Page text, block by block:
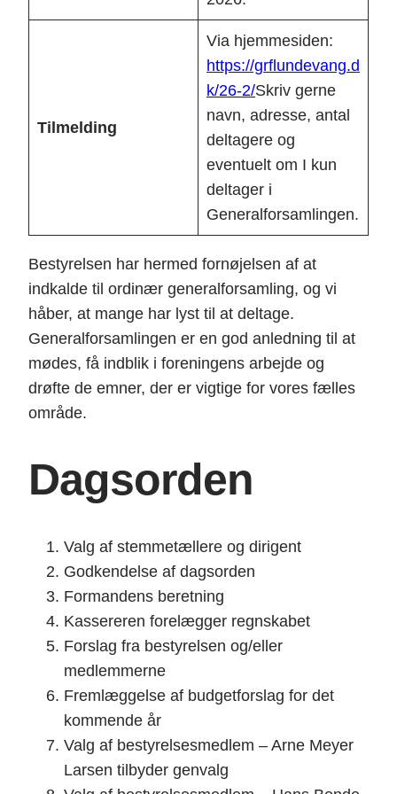
Tilmelding
Via hjemmesiden:
https://grflundevang.d
k/26-2/Skriv gerne
navn, adresse, antal
deltagere og
eventuelt om I kun
deltager i
Generalforsamlingen.
Bestyrelsen har hermed fornøjelsen af at
indkalde til ordinær generalforsamling, og vi
håber, at mange har lyst til at deltage.
Generalforsamlingen er en god anledning til at
mødes, få indblik i foreningens arbejde og
drøfte de emner, der er vigtige for vores fælles
område.
Dagsorden
Valg af stemmetællere og dirigent
Godkendelse af dagsorden
Formandens beretning
Kassereren forelægger regnskabet
Forslag fra bestyrelsen og/eller
medlemmerne
Fremlæggelse af budgetforslag for det
kommende år
Valg af bestyrelsesmedlem – Arne Meyer
Larsen tilbyder genvalg